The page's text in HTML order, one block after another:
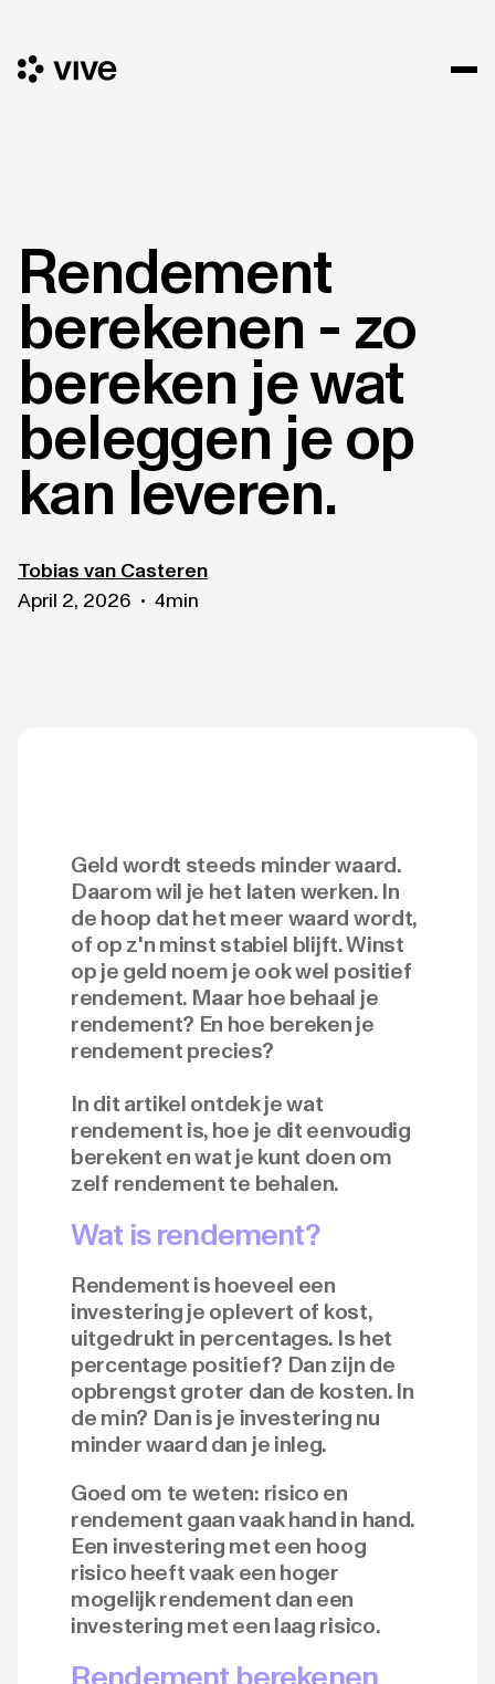
Rendement
berekenen - zo
bereken je wat
beleggen je op
kan leveren.
Tobias van Casteren
April 2, 2026 • 4min
Geld wordt steeds minder waard.
Daarom wil je het laten werken. In
de hoop dat het meer waard wordt,
of op z'n minst stabiel blijft. Winst
op je geld noem je ook wel positief
rendement. Maar hoe behaal je
rendement? En hoe bereken je
rendement precies?
In dit artikel ontdek je wat
rendement is, hoe je dit eenvoudig
berekent en wat je kunt doen om
zelf rendement te behalen.
Wat is rendement?
Rendement is hoeveel een
investering je oplevert of kost,
uitgedrukt in percentages. Is het
percentage positief? Dan zijn de
opbrengst groter dan de kosten. In
de min? Dan is je investering nu
minder waard dan je inleg.
Goed om te weten: risico en
rendement gaan vaak hand in hand.
Een investering met een hoog
risico heeft vaak een hoger
mogelijk rendement dan een
investering met een laag risico.
Rendement berekenen